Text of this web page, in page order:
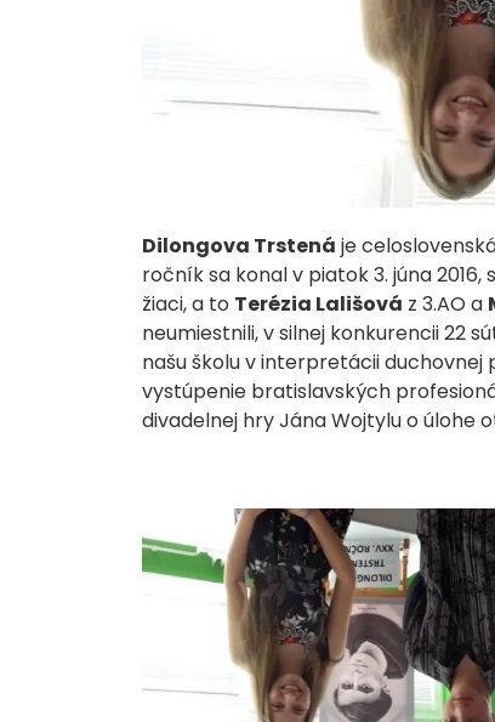
Dilongova Trstená je
ročník sa konal v piatok 3. júna
žiaci, a to Terézia Lališová z 3.AO a
neumiestnili, v silnej konkurencii 22
našu školu v interpretácii duchovnej
vystúpenie bratislavských
divadelnej hry Jána Wojtylu o úlohe